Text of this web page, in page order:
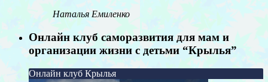
Наталья Емиленко
Онлайн клуб саморазвития для мам и
организации жизни с детьми “Крылья”
Онлайн клуб Крылья